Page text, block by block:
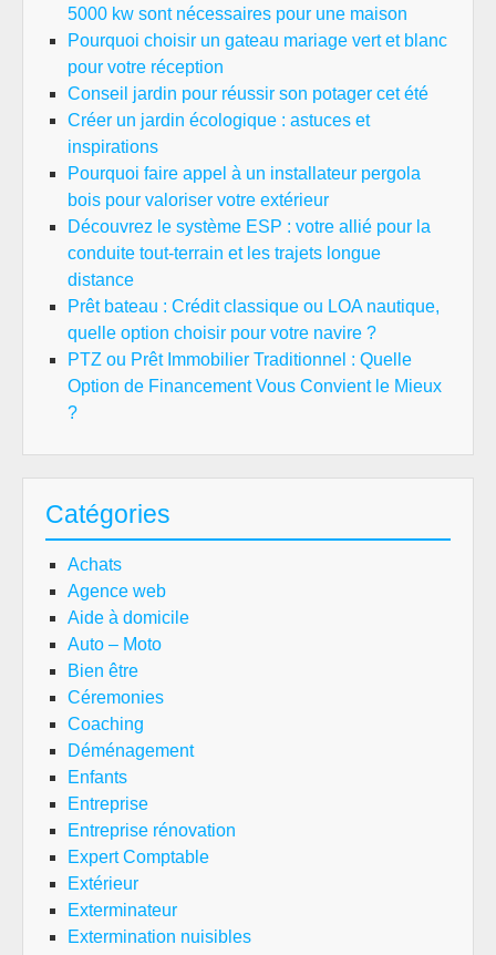
5000 kw sont nécessaires pour une maison
Pourquoi choisir un gateau mariage vert et blanc
pour votre réception
Conseil jardin pour réussir son potager cet été
Créer un jardin écologique : astuces et
inspirations
Pourquoi faire appel à un installateur pergola
bois pour valoriser votre extérieur
Découvrez le système ESP : votre allié pour la
conduite tout-terrain et les trajets longue
distance
Prêt bateau : Crédit classique ou LOA nautique,
quelle option choisir pour votre navire ?
PTZ ou Prêt Immobilier Traditionnel : Quelle
Option de Financement Vous Convient le Mieux
?
Catégories
Achats
Agence web
Aide à domicile
Auto – Moto
Bien être
Céremonies
Coaching
Déménagement
Enfants
Entreprise
Entreprise rénovation
Expert Comptable
Extérieur
Exterminateur
Extermination nuisibles